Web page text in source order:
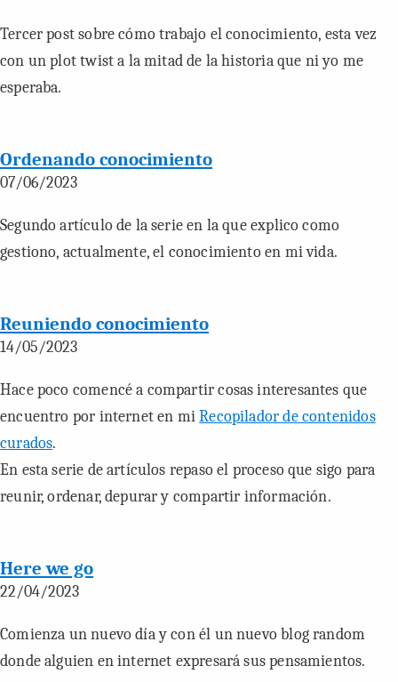
Tercer post sobre cómo trabajo el conocimiento, esta vez
con un plot twist a la mitad de la historia que ni yo me
esperaba.
Ordenando conocimiento
07/06/2023
Segundo artículo de la serie en la que explico como
gestiono, actualmente, el conocimiento en mi vida.
Reuniendo conocimiento
14/05/2023
Hace poco comencé a compartir cosas interesantes que
encuentro por internet en miRecopilador de contenidos
curados.
En esta serie de artículos repaso el proceso que sigo para
reunir, ordenar, depurar y compartir información.
Here we go
22/04/2023
Comienza un nuevo día y con él un nuevo blog random
donde alguien en internet expresará sus pensamientos.